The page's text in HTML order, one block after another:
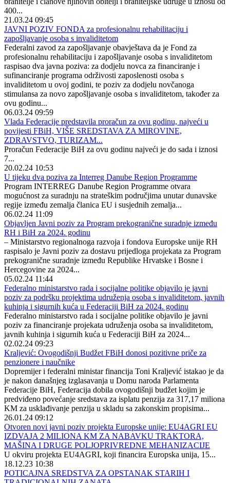
400...
21.03.24 09:45
JAVNI POZIV FONDA za profesionalnu rehabilitaciju i
zapošljavanje osoba s invaliditetom
Federalni zavod za zapošljavanje obavještava da je Fond za
profesionalnu rehabilitaciju i zapošljavanje osoba s invaliditetom
raspisao dva javna poziva: za dodjelu novca za financiranje i
sufinanciranje programa održivosti zaposlenosti osoba s
invaliditetom u ovoj godini, te poziv za dodjelu novčanoga
stimulansa za novo zapošljavanje osoba s invaliditetom, također za
ovu godinu...
06.03.24 09:59
Vlada Federacije predstavila proračun za ovu godinu, najveći u
povijesti FBiH, VIŠE SREDSTAVA ZA MIROVINE,
ZDRAVSTVO, TURIZAM...
Proračun Federacije BiH za ovu godinu najveći je do sada i iznosi
7...
20.02.24 10:53
U tijeku dva poziva za Interreg Danube Region Programme
Program INTERREG Danube Region Programme otvara
mogućnost za suradnju na strateškim područjima unutar dunavske
regije između zemalja članica EU i susjednih zemalja...
06.02.24 11:09
Objavljen Javni poziv za Program prekogranične suradnje između
RH i BiH za 2024. godinu
– Ministarstvo regionalnoga razvoja i fondova Europske unije RH
raspisalo je Javni poziv za dostavu prijedloga projekata za Program
prekogranične suradnje između Republike Hrvatske i Bosne i
Hercegovine za 2024...
05.02.24 11:44
Federalno ministarstvo rada i socijalne politike objavilo je javni
poziv za podršku projektima udruženja osoba s invaliditetom, javnih
kuhinja i sigurnih kuća u Federaciji BiH za 2024. godinu
Federalno ministarstvo rada i socijalne politike objavilo je javni
poziv za financiranje projekata udruženja osoba sa invaliditetom,
javnih kuhinja i sigurnih kuća u Federaciji BiH za 2024...
02.02.24 09:23
Kraljević: Ovogodišnji Budžet FBiH donosi pozitivne priče za
penzionere i naučnike
Dopremijer i federalni ministar financija Toni Kraljević istakao je da
je nakon današnjeg izglasavanja u Domu naroda Parlamenta
Federacije BiH, Federacija dobila ovogodišnji budžet kojim je
predviđeno povećanje sredstava za isplatu penzija za 317,17 miliona
KM za usklađivanje penzija u skladu sa zakonskim propisima...
26.01.24 09:12
Otvoren novi javni poziv projekta Europske unije: EU4AGRI EU
IZDVAJA 2 MILIONA KM ZA NABAVKU TRAKTORA,
MAŠINA I DRUGE POLJOPRIVREDNE MEHANIZACIJE
U okviru projekta EU4AGRI, koji financira Europska unija, 15...
18.12.23 10:38
POTICAJNA SREDSTVA ZA OPSTANAK STARIH I